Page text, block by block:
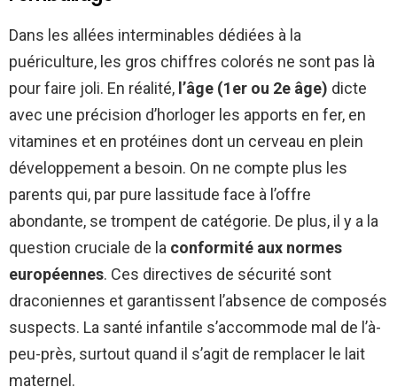
Dans les allées interminables dédiées à la
puériculture, les gros chiffres colorés ne sont pas là
pour faire joli. En réalité, l’âge (1er ou 2e âge) dicte
avec une précision d’horloger les apports en fer, en
vitamines et en protéines dont un cerveau en plein
développement a besoin. On ne compte plus les
parents qui, par pure lassitude face à l’offre
abondante, se trompent de catégorie. De plus, il y a la
question cruciale de la conformité aux normes
européennes. Ces directives de sécurité sont
draconiennes et garantissent l’absence de composés
suspects. La santé infantile s’accommode mal de l’à-
peu-près, surtout quand il s’agit de remplacer le lait
maternel.